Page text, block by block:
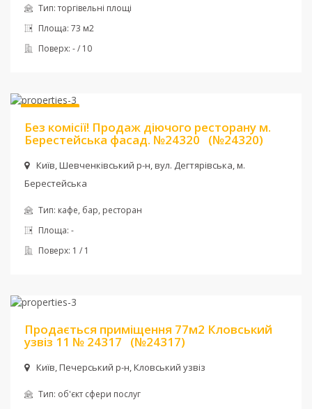
Тип:торгівельні площі
Площа: 73 м2
Поверх: - / 10
Без комісії! Продаж діючого ресторану м.
Берестейська фасад. №24320 (№24320)
Київ, Шевченкiвський р-н, вул. Дегтярівська, м.
Берестейська
Тип: кафе, бар, ресторан
Площа: -
Поверх: 1 / 1
Продається приміщення 77м2 Кловський
узвіз 11 № 24317 (№24317)
Київ, Печерський р-н, Кловський узвіз
Тип: об'єкт сфери послуг